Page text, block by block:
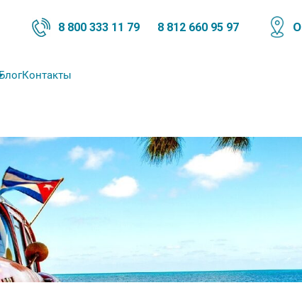
8 800 333 11 79 8 812 660 95 97
Контакты